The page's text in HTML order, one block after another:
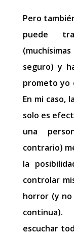
Pero
puede
seguro) y
prometo yo
En mi caso,
solo es
una
contrario)
la
controlar
horror (y no
escuchar